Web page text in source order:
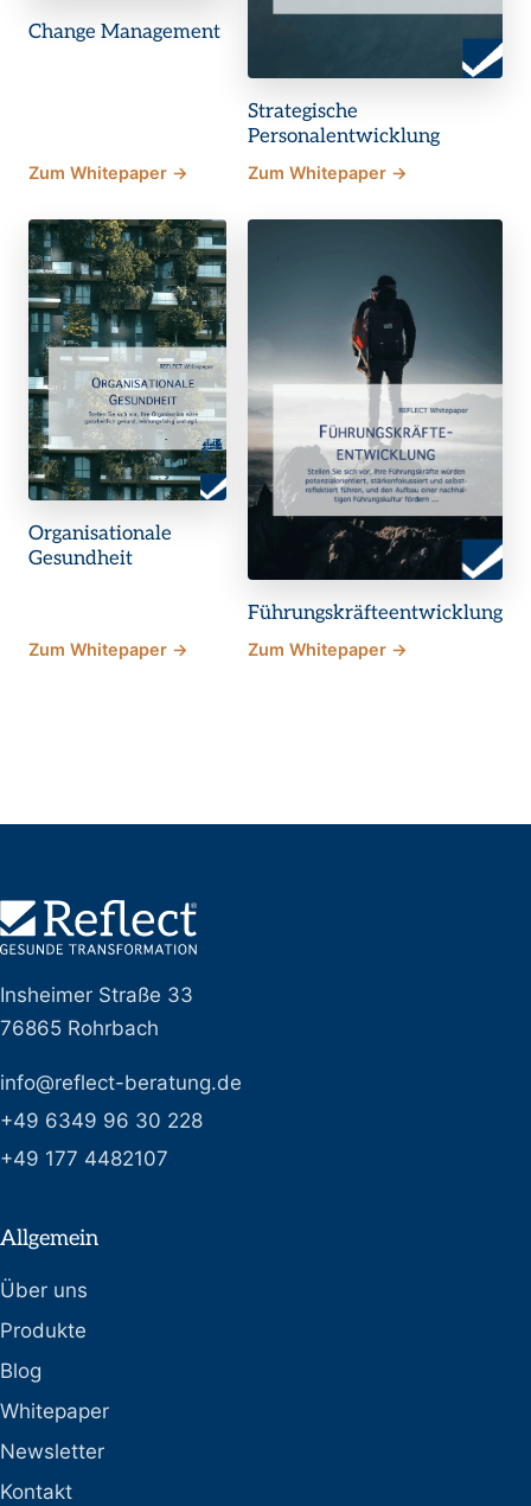
Change Management
Zum Whitepaper →
Strategische
Personalentwicklung
Zum Whitepaper →
Organisationale
Gesundheit
Zum Whitepaper →
Führungskräfteentwicklung
Zum Whitepaper →
Insheimer Straße 33
76865 Rohrbach
info@reflect-beratung.de
+49 6349 96 30 228
+49 177 4482107
Allgemein
Über uns
Produkte
Blog
Whitepaper
Newsletter
Kontakt